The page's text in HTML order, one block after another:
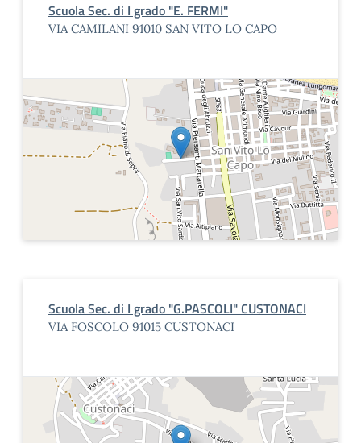
Scuola Sec. di I grado "E. FERMI"
VIA CAMILANI 91010 SAN VITO LO CAPO
Scuola Sec. di I grado "G.PASCOLI" CUSTONACI
VIA FOSCOLO 91015 CUSTONACI